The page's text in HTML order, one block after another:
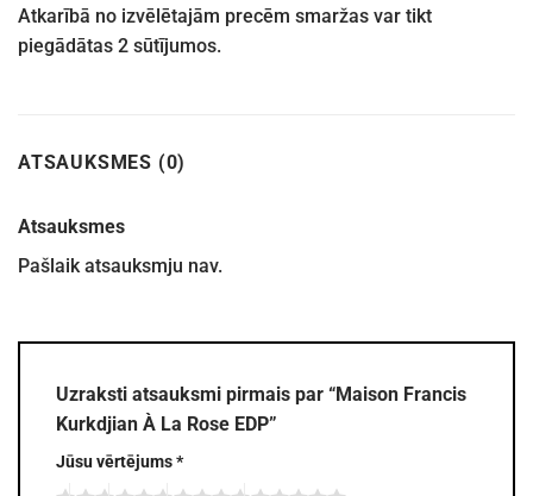
Atkarībā no izvēlētajām precēm smaržas var tikt
piegādātas 2 sūtījumos.
ATSAUKSMES (0)
Atsauksmes
Pašlaik atsauksmju nav.
Uzraksti atsauksmi pirmais par “Maison Francis
Kurkdjian À La Rose EDP”
Jūsu vērtējums*